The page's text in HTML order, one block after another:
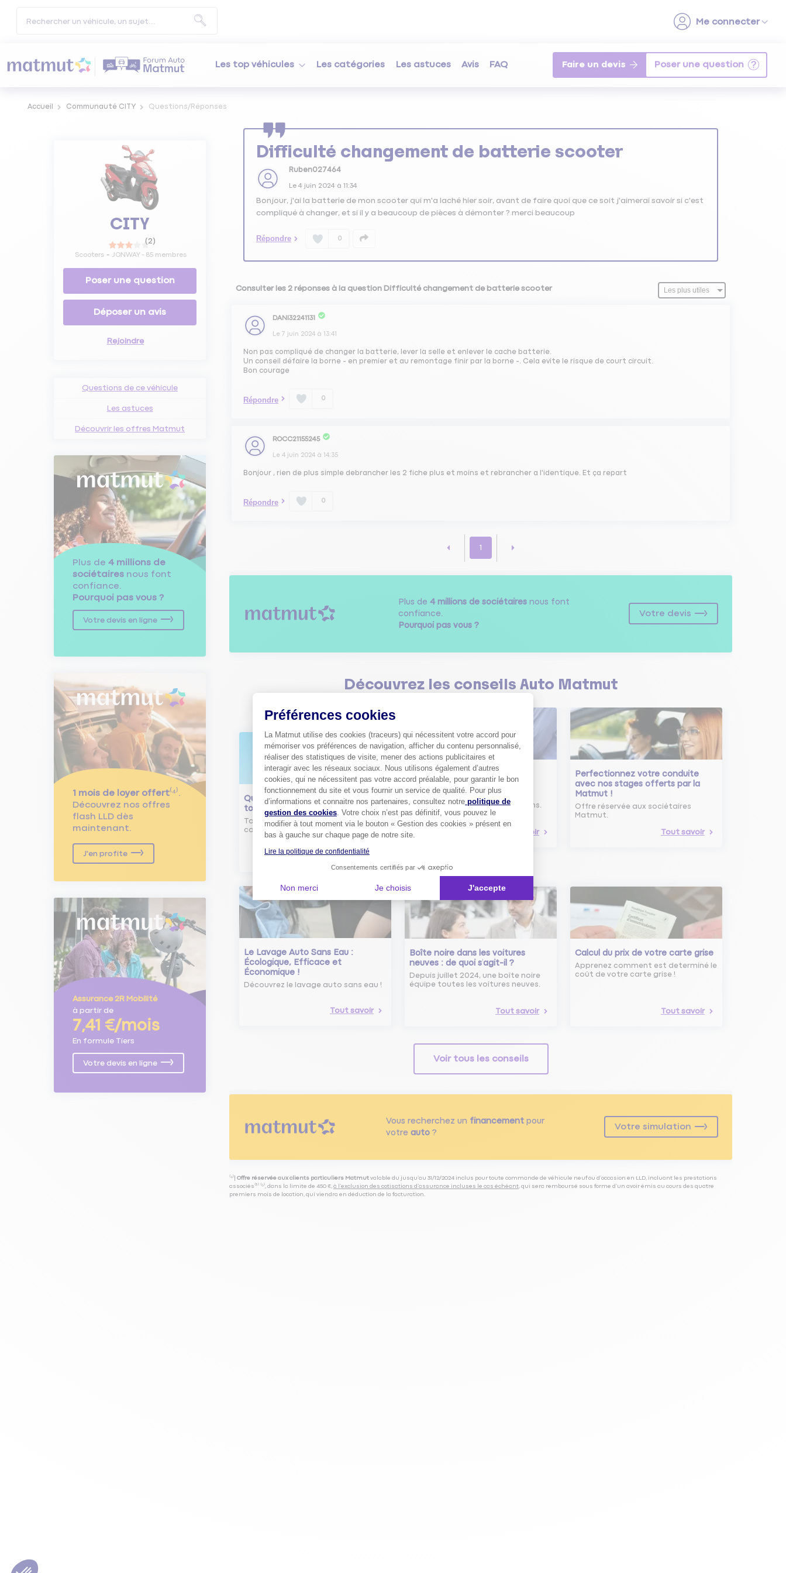
Les top véhicules Les catégories Les astuces Avis FAQ Faire un devis
Accueil Communauté CITY Questions/Réponses
CITY
(2)
Scooters JONWAY- 85membres
Poser une question
Déposer un avis
Rejoindre
Questions de ce véhicule
Les astuces
Découvrir les offres Matmut
Plus de 4 millions de
sociétaires nous font
confiance.
Pourquoi pas vous ?
Votre devis en ligne
1 mois de loyer offert⁽⁴⁾.
Découvrez nos offres
flash LLD dès
maintenant.
J'en profite
Assurance 2R Mobilité
à partir de
7,41 €/mois
En formule Tiers
Votre devis en ligne
Difficulté changement de batterie scooter
Ruben027464
Le4 juin 2024à 11:34
Bonjour, j'ai la batterie de mon scooter qui m'a laché hier soir, avant de faire quoi que ce soit j'aimerai savoir si c'est
compliqué à changer, et si il y a beaucoup de pièces à démonter ? merci beaucoup
Répondre 0
Consulter les 2 réponses à la question Difficulté changement de batterie scooter
DANI32241131
Le 7 juin 2024 à 13:41
Non pas compliqué de changer la batterie, lever la selle et enlever le cache batterie.
Un conseil défaire la borne - en premier et au remontage finir par la borne -. Cela evite le risque de court circuit.
Bon courage
Répondre 0
ROCC21155245
Le4 juin 2024 à 14:35
Bonjour , rien de plus simple debrancher les 2 fiche plus et moins et rebrancher a l'identique. Et ça repart
Répondre 0
1
Plus de 4 millions de sociétairesnous font
confiance.
Pourquoi pas vous ?
Votre devis
Découvrez les conseils Auto Matmut
Qu'est-ce que le nouveau radar
tourelle ?
Tout savoir sur le radar tourelle et
comment éviter les infractions.
Tout savoir
Comment bien choisir son
assurance auto ?
Conseils pour choisir la meilleure
assurance auto selon vos besoins.
Tout savoir
Perfectionnez votre conduite
avec nos stages offerts par la
Matmut !
Offre réservée aux sociétaires
Matmut.
Tout savoir
Le Lavage Auto Sans Eau :
Écologique, Efficace et
Économique !
Découvrez le lavage auto sans eau !
Tout savoir
Boîte noire dans les voitures
neuves : de quoi s’agit-il ?
Depuis juillet 2024, une boîte noire
équipe toutes les voitures neuves.
Tout savoir
Calcul du prix de votre carte grise
Apprenez comment est determiné le
coût de votre carte grise !
Tout savoir
Voir tous les conseils
Vous recherchez un financementpour
votre auto?
Votre simulation
⁽⁴⁾| Offre réservée aux clients particuliers Matmut valable du jusqu’au 31/12/2024 inclus pour toute commande de véhicule neuf ou d’occasion en LLD, incluant les prestations
associés⁽³⁾ ⁽⁵⁾, dans la limite de 450 €, à l’exclusion des cotisations d’assurance incluses le cas échéant , qui sera remboursé sous forme d’un avoir émis au cours des quatre
premiers mois de location, qui viendra en déduction de la facturation.
Préférences cookies
La Matmut utilise des cookies (traceurs) qui nécessitent votre accord pour
mémoriser vos préférences de navigation, afficher du contenu personnalisé,
réaliser des statistiques de visite, mener des actions publicitaires et
interagir avec les réseaux sociaux. Nous utilisons également d’autres
cookies, qui ne nécessitent pas votre accord préalable, pour garantir le bon
fonctionnement du site et vous fournir un service de qualité. Pour plus
d’informations et connaitre nos partenaires, consultez notre politique de
gestion des cookies . Votre choix n’est pas définitif, vous pouvez le
modifier à tout moment via le bouton « Gestion des cookies » présent en
bas à gauche sur chaque page de notre site.
Lire la politique de confidentialité
Consentements certifiés par
Non merci Je choisis J'accepte
Axeptio consent